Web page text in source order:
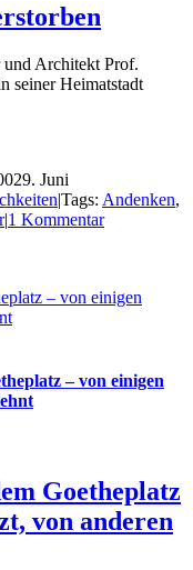
Architekt Prof.
seiner Heimatstadt
29. Juni
|Tags: Andenken,
|1 Kommentar
– von einigen
– von einigen
Goetheplatz
von anderen